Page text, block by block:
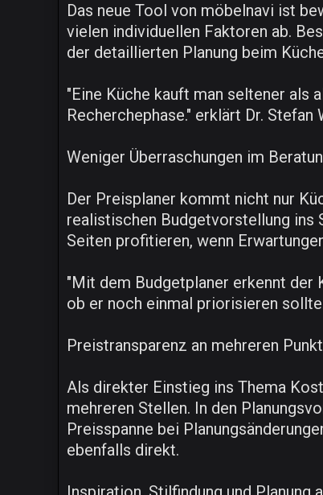
Das neue Tool von möbelnavi ist
vielen individuellen Faktoren ab.
der detaillierten Planung beim
"Eine Küche kauft man seltener
Recherchephase." erklärt Dr.
Weniger Überraschungen im
Der Preisplaner kommt nicht nur
realistischen Budgetvorstellung ins
Seiten profitieren, wenn
"Mit dem Budgetplaner erkennt der
ob er noch einmal priorisieren
Preistransparenz an mehreren
Als direkter Einstieg ins Thema
mehreren Stellen. In den
Preisspanne bei
ebenfalls direkt.